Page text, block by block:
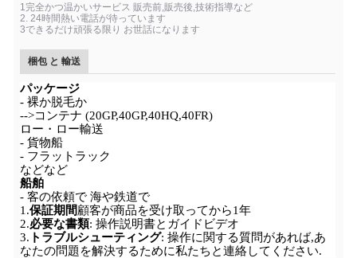
1完全かつ温かいサービス 販売前,販売後,技術指導など
2. 24時間熱い電話が待っています
3できるだけ頑張る限り お世話になります
梱包 と 輸送
パッケージ
- 裸か脱毛か
-->コンテナ (20GP,40GP,40HQ,40FR)
ロー・ロー輸送
- 貨物船
- フラットラック
などなど
船舶
- 客の依頼で 海や鉄道で
1.保証期間顧客が商品を受け取ってから1年
2.必要な書類: 操作説明書とガイドビデオ
3. トラブルシューティング: 操作に関する質問があれば,あ
なたの問題を解決するために私たちと連絡してください.